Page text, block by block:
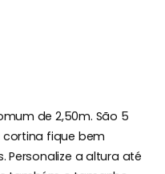
de 2,50m. São 5
fique bem
Personalize a altura até